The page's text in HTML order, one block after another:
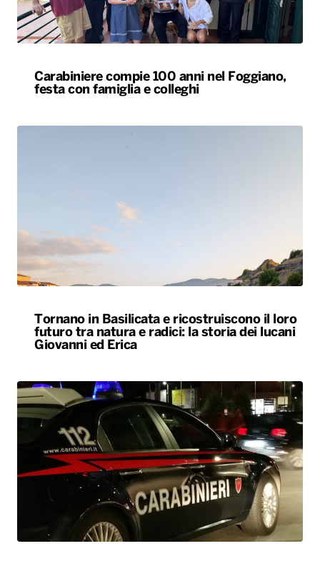
Carabiniere compie 100 anni nel Foggiano,
festa con famiglia e colleghi
Tornano in Basilicata e ricostruiscono il loro
futuro tra natura e radici: la storia dei lucani
Giovanni ed Erica